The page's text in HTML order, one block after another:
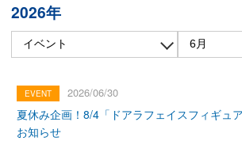
2026年
2026/06/30
夏休み企画！8/4「ドアラフェイスフィギュ
お知らせ